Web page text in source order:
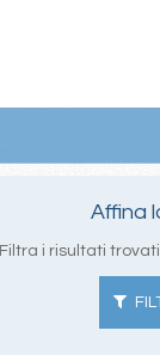
Affina
Filtra i risultati